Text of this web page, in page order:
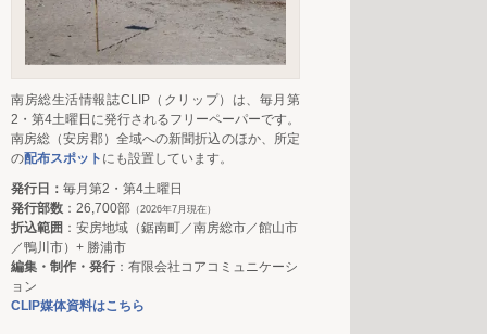
南房総生活情報誌CLIP（クリップ）は、毎月第
2・第4土曜日に発行されるフリーペーパーです。
南房総（安房郡）全域への新聞折込のほか、所定
の配布スポット にも設置しています。
発行日： 毎月第2・第4土曜日
発行部数 ：26,700部 （2026年7月現在）
折込範囲 ：安房地域（鋸南町／南房総市／館山市
／鴨川市）+ 勝浦市
編集・制作・発行：有限会社コアコミュニケーシ
ョン
CLIP媒体資料はこちら